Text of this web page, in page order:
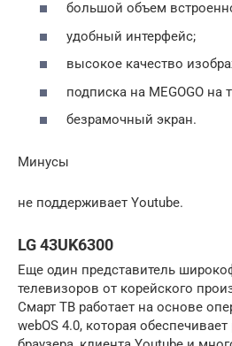
большой объем
удобный интерфейс;
высокое качество
подписка на MEGOGO на
безрамочный экран.
Минусы
не поддерживает Youtube.
LG 43UK6300
Еще один представитель
телевизоров от корейского
Смарт ТВ работает на основе
webOS 4.0, которая обеспечивает